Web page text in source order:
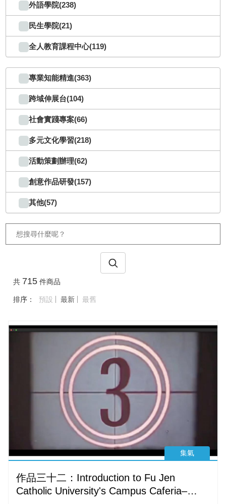
外語學院(238)
民生學院(21)
全人教育課程中心(119)
專業知能精進(363)
跨域伸展台(104)
社會實踐專案(66)
多元文化學習(218)
活動策劃辦理(62)
創意作品研發(157)
其他(57)
共 715 件商品
排序： 預設 最新 最舊
集氣
作品三十二：Introduction to Fu Jen
Catholic University's Campus Caferia–